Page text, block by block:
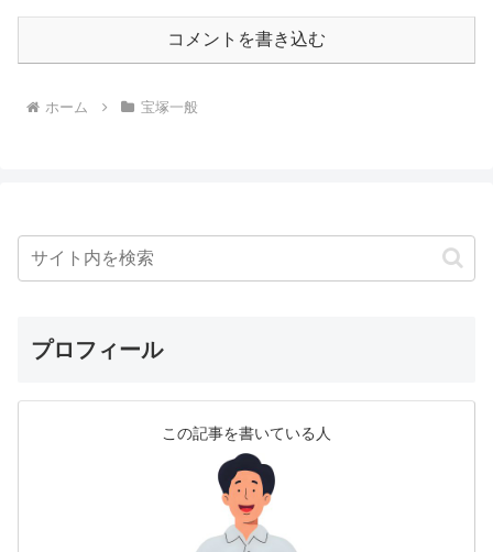
コメントを書き込む
ホーム 宝塚一般
プロフィール
この記事を書いている人